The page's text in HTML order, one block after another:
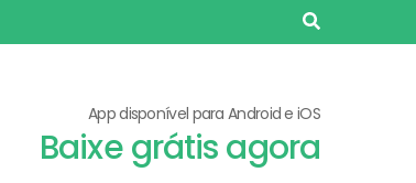
App disponível para Android e iOS
Baixe grátis agora